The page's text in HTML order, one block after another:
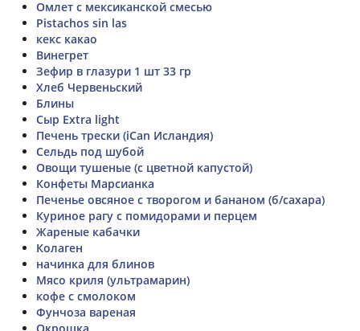
Омлет с мексиканской смесью
Pistachos sin las
кекс какао
Винегрет
Зефир в глазури 1 шт 33 гр
Хлеб Червеньский
Блины
Сыр Extra light
Печень трески (iCan Исландия)
Сельдь под шубой
Овощи тушеные (с цветной капустой)
Конфеты Марсианка
Печенье овсяное с творогом и бананом (б/сахара)
Куриное рагу с помидорами и перцем
Жареные кабачки
Колаген
начинка для блинов
Мясо криля (ультрамарин)
кофе с смолоком
Фунчоза вареная